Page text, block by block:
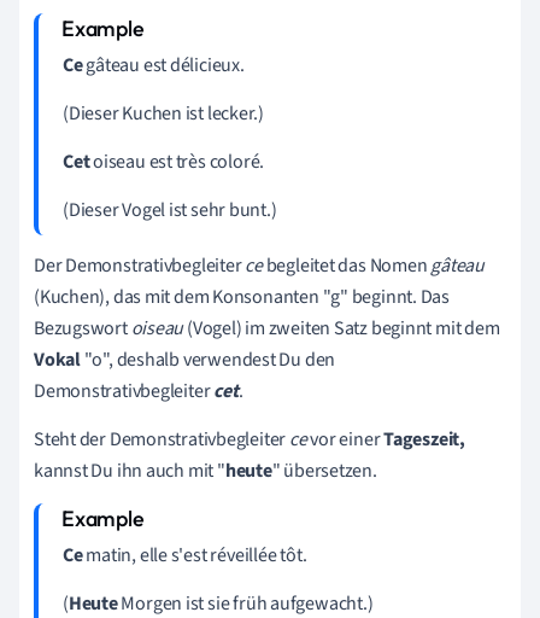
Cegâteau est délicieux.
(Dieser Kuchen ist lecker.)
Cetoiseau est très coloré.
(Dieser Vogel ist sehr bunt.)
DerDemonstrativbegleitercebegleitet das Nomengâteau
(Kuchen), das mit dem Konsonanten "g" beginnt. Das
Bezugswortoiseau(Vogel) im zweiten Satz beginnt mit dem
Vokal"o",deshalb verwendest Du den
Demonstrativbegleitercet.
Steht der Demonstrativbegleitercevor einerTageszeit,
kannst Du ihn auch mit "heute" übersetzen.
Cematin, elle s'est réveillée tôt.
(HeuteMorgen ist sie früh aufgewacht.)